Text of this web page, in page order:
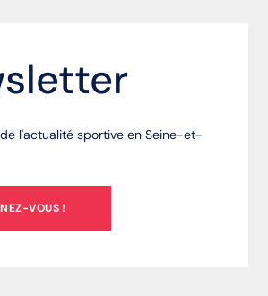
l'actualité sportive en Seine-et-
VOUS !